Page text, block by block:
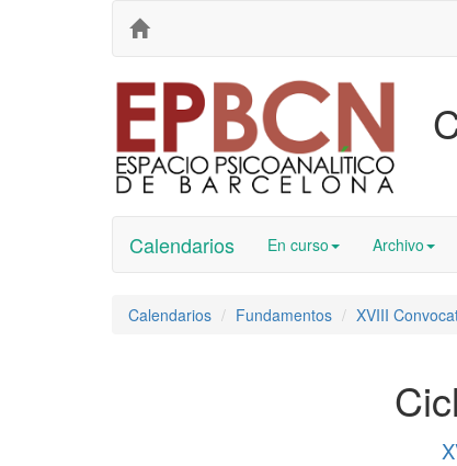
Calendarios En curso Archivo
Calendarios Fundamentos XVIII